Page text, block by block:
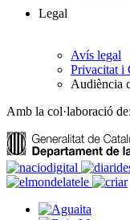
Legal
Avís legal
Privacitat i
Audiència
Amb la col·laboració de: